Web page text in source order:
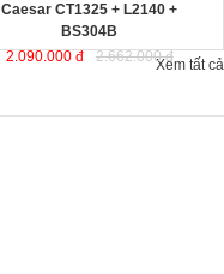
Caesar CT1325 + L2140 +
BS304B
2.090.000 đ
2.662.000 đXem tất cả